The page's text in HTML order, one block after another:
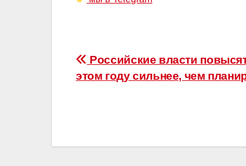
Навигация
по
Российские власти
этом году сильнее, чем